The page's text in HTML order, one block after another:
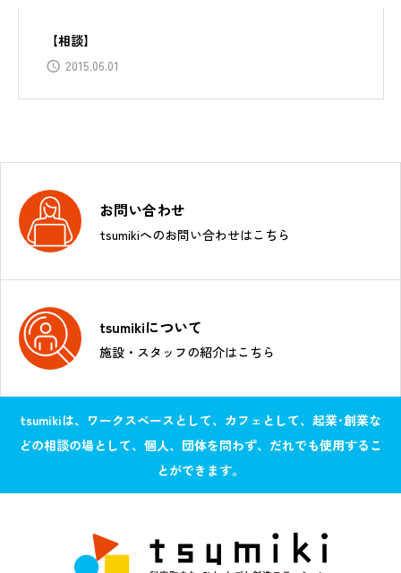
【相談】
2015.06.01
お問い合わせ
tsumikiへのお問い合わせはこちら
tsumikiについて
施設・スタッフの紹介はこちら
tsumikiは、ワークスペースとして、カフェとして、起業･創業な
どの相談の場として、個人、団体を問わず、だれでも使用するこ
とができます。